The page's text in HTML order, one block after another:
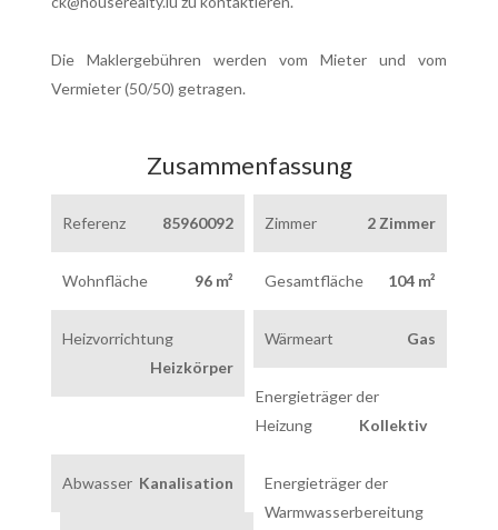
Die Maklergebühren werden vom Mieter und vom
Vermieter (50/50) getragen.
Zusammenfassung
Referenz 85960092 Zimmer 2 Zimmer
Wohnfläche 96 m² Gesamtfläche 104 m²
Heizvorrichtung
Heizkörper
Wärmeart Gas
Energieträger der
Heizung
Kollektiv
Energieträger der
Warmwasserbereitung
Abwasser Kanalisation